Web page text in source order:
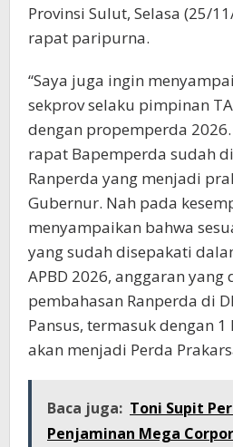
Provinsi Sulut, Selasa (25/
rapat paripurna.
“Saya juga ingin
sekprov selaku pimpinan
dengan propemperda
rapat Bapemperda sudah
Ranperda yang menjadi
Gubernur. Nah pada
menyampaikan bahwa
yang sudah disepakati
APBD 2026, anggaran
pembahasan Ranperda di
Pansus, termasuk dengan 1
akan menjadi Perda
Baca juga: Toni Supit
Penjaminan Mega